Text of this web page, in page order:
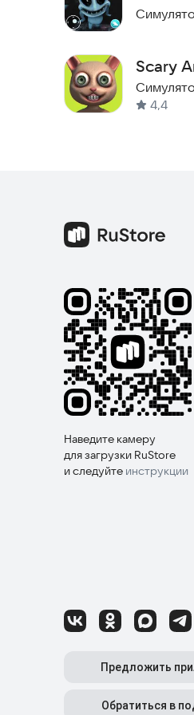
друзей
Scary
4,4
Наведите камеру
для загрузки RuStore
и следуйте инструкции
Предложить
Обратиться в